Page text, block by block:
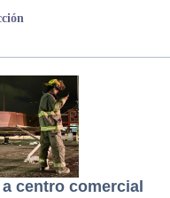
centro comercial